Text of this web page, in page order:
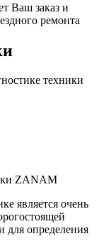
Ваш заказ и
ремонта
техники
является очень
для определения